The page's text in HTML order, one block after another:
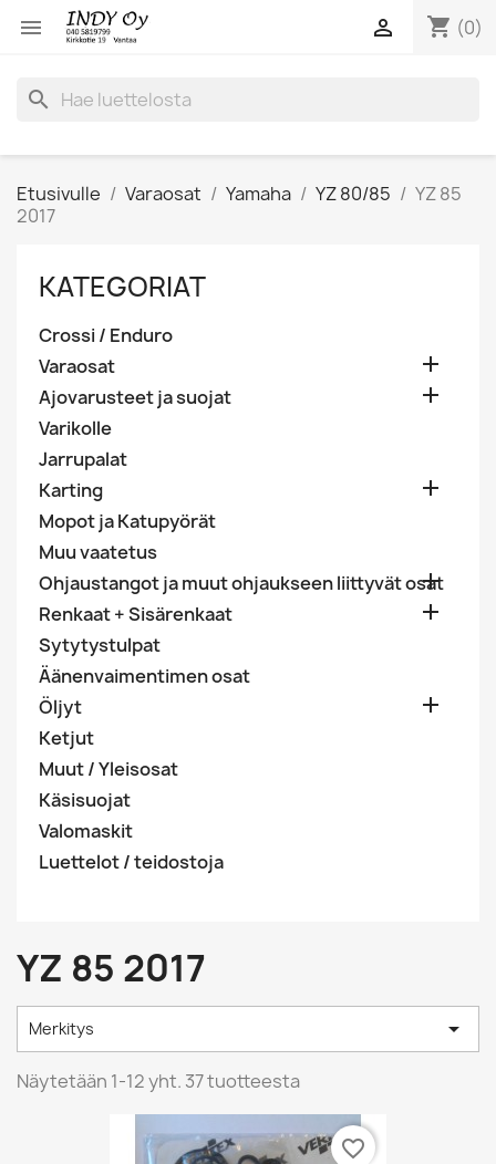
 shopping_cart (0)

search
Etusivulle Varaosat Yamaha YZ 80/85
YZ 85
2017
KATEGORIAT
Crossi / Enduro
Varaosat

Ajovarusteet ja suojat 
Varikolle
Jarrupalat
Karting

Mopot ja Katupyörät
Muu vaatetus
Ohjaustangot ja muut ohjaukseen liittyvät osat

Renkaat + Sisärenkaat 
Sytytystulpat
Äänenvaimentimen osat
Öljyt

Ketjut
Muut / Yleisosat
Käsisuojat
Valomaskit
Luettelot / teidostoja
YZ 85 2017
Merkitys 
Näytetään 1-12 yht. 37 tuotteesta
favorite_border